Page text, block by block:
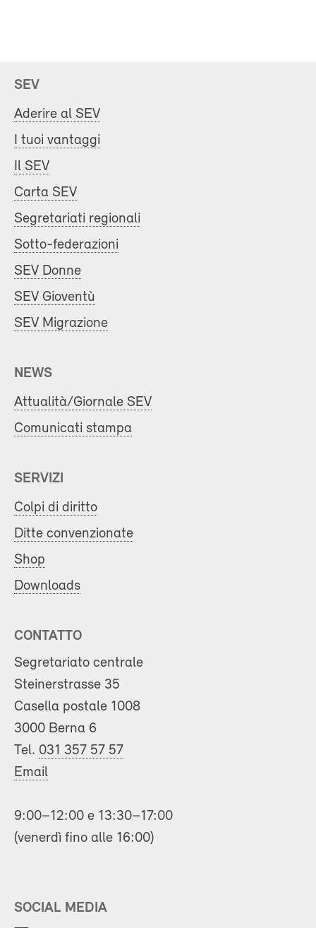
SEV
Aderire al SEV
I tuoi vantaggi
Il SEV
Carta SEV
Segretariati regionali
Sotto-federazioni
SEV Donne
SEV Gioventù
SEV Migrazione
NEWS
Attualità/Giornale SEV
Comunicati stampa
SERVIZI
Colpi di diritto
Ditte convenzionate
Shop
Downloads
CONTATTO
Segretariato centrale
Steinerstrasse 35
Casella postale 1008
3000 Berna 6
Tel. 031 357 57 57
Email
9:00–12:00 e 13:30–17:00
(venerdì fino alle 16:00)
SOCIAL MEDIA